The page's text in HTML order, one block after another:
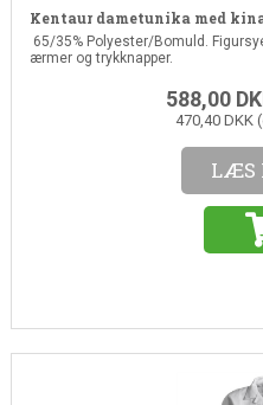
Kentaur dametunika med
65/35% Polyester/Bomuld.
ærmer og trykknapper.
588,00
470,40 DKK
LÆS